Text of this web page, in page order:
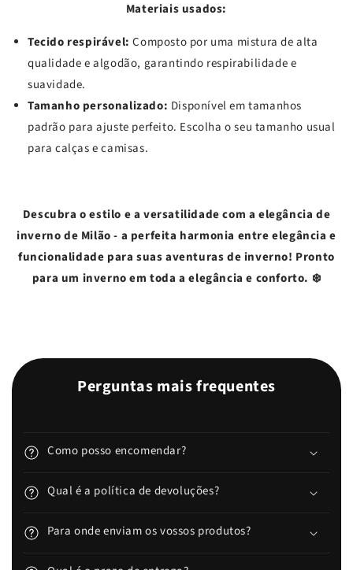
Materiais usados:
Tecido respirável: Composto por uma mistura de alta
qualidade e algodão, garantindo respirabilidade e
suavidade.
Tamanho personalizado: Disponível em tamanhos
padrão para ajuste perfeito. Escolha o seu tamanho usual
para calças e camisas.
Descubra o estilo e a versatilidade com a elegância de
inverno de Milão - a perfeita harmonia entre elegância e
funcionalidade para suas aventuras de inverno! Pronto
para um inverno em toda a elegância e conforto. ❄️
Perguntas mais frequentes
Como posso encomendar?
Qual é a política de devoluções?
Para onde enviam os vossos produtos?